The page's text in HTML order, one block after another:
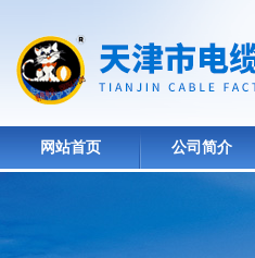
网站首页 公司简介